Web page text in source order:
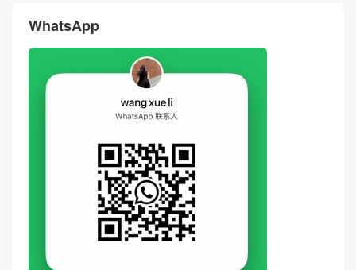
WhatsApp